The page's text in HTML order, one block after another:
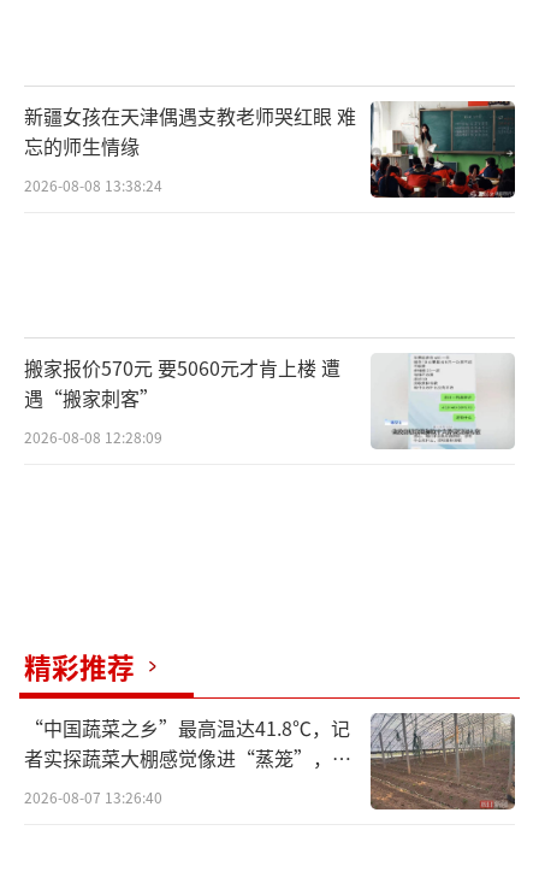
新疆女孩在天津偶遇支教老师哭红眼 难
忘的师生情缘
2026-08-08 13:38:24
搬家报价570元 要5060元才肯上楼 遭
遇“搬家刺客”
2026-08-08 12:28:09
精彩推荐
“中国蔬菜之乡”最高温达41.8℃，记
者实探蔬菜大棚感觉像进“蒸笼”，有
村民称只能凌晨两点起来干活
2026-08-07 13:26:40